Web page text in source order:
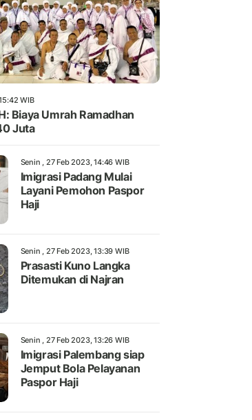
WIB
Biaya Umrah Ramadhan
Juta
Senin , 27 Feb 2023, 14:46 WIB
Imigrasi Padang Mulai
Layani Pemohon Paspor
Haji
Senin , 27 Feb 2023, 13:39 WIB
Prasasti Kuno Langka
Ditemukan di Najran
Senin , 27 Feb 2023, 13:26 WIB
Imigrasi Palembang siap
Jemput Bola Pelayanan
Paspor Haji